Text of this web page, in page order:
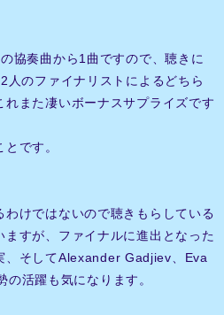
協奏曲から1曲ですので、聴きに
人のファイナリストによるどちら
また凄いボーナスサプライズです
です。
けではないので聴きもらしている
すが、ファイナルに進出となった
、そしてAlexander Gadjiev、Eva
活躍も気になります。